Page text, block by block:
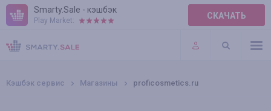
Smarty.Sale - кэшбэк
Play Market: СКАЧАТЬ
ПРАВИЛА
ПЛАГИНЫ
Кэшбэк сервис Магазины proficosmetics.ru